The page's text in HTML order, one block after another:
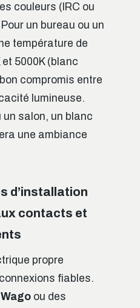
couleurs (IRC ou
un bureau ou un
température de
5000K (blanc
compromis entre
lumineuse.
un salon, un blanc
une ambiance
d’installation
contacts et
propre
fiables.
ou des